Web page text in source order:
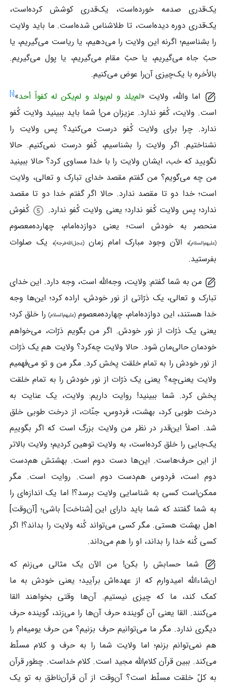
یک‌قدری صدمه خورده‌است، یک‌قدری کوشش کرده‌است،
یک‌قدری دوره دیده‌است، تا طلاشناس شده‌است. ما باید ولایت
را بشناسیم؛ اگرنه این ولایت را می‌دهیم، یا ریاست می‌گیریم، یا
حبّ جاه می‌گیریم، یا حبّ مقام می‌گیریم، یا پول می‌گیریم.
بالأخره با یک‌چیزی آن‌را عوض می‌کنیم.
اما والله، ولایت «لم‌یلد و لم‌یولد و لم‌یکن له کفواً أحد»
[۱]
است. ولایت، کُفو ندارد. عزیزان من! شما باید ببینید ولایت کُفو
ندارد. چرا برای ولایت کُفو درست می‌کنید؟ پس ولایت را
نشناختیم. اگر ولایت را بشناسیم، کُفو درست نمی‌کنیم. حالا
نگویید که خب، ایشان ولایت را با خدا مساوی کرد؟ حالا ببینید
من چه می‌گویم؟ من گفتم مقصد خدای تبارک و تعالی، ولایت
است؛ خدا دو تا مقصد ندارد. حالا اگر گفتم خدا دو تا مقصد
ندارد؛ پس ولایت کُفو ندارد؛ یعنی ولایت کُفو ندارد.
کُفوش
منحصر به خودش است؛ یعنی دوازده‌امام، چهارده‌معصوم
(علیهم‌السلام)، الآن وجود مبارک امام‌ زمان (عجل‌الله‌فرجه)، یک صلوات
بفرستید.
من به شما گفتم: ولایت، وجه‌الله است، وجه دارد. این خدای
تبارک و تعالی، یک ذرّاتی از نور خودش، اراده کرد؛ این‌ها وجه
خدا هستند، این دوازده‌امام، چهارده‌معصوم(علیهم‌السلام) را خلق کرد؛
یعنی یک ذرّات از نور خودش. اگر من بگویم ذرّات، می‌خواهم
خودمان حالی‌مان شود. حالا ولایت چه‌کرد؟ ولایت هم یک ذرّات
از نور خودش را به تمام خلقت پخش کرد. مگر من و تو می‌فهمیم
ولایت یعنی‌چه؟ یعنی یک ذرّات از نور خودش را به تمام خلقت
پخش کرد. شما ببینید! روایت داریم: ولایت، یک عنایت به
درخت طوبی کرد، بهشت، فردوس، جنّات، از درخت طوبی خلق
شد. اصلاً این‌قدر در نظر من ولایت بزرگ است که اگر بگوییم
یک‌جایی را خلق کرده‌است، به ولایت توهین کردیم؛ ولایت بالاتر
از این حرف‌هاست. این‌ها دست دوم است. بهشتش هم‌دست
دوم است، فردوس هم‌دست دوم است. روایت است. مگر
ممکن‌است کسی به شناسایی ولایت برسد؟! اما یک اندازه‌ای را
به شما گفتند که شما باید دارای این [شناخت] باشی؛ [آن‌وقت]
اهل بهشت هستی. مگر کسی می‌تواند کُنه ولایت را بداند؟! اگر
کسی کُنه خدا را بداند، او را هم می‌داند.
شما حسابش را بکن! من الآن یک مثالی می‌زنم که
ان‌شاءالله امیدوارم که از عهده‌اش برآیید؛ یعنی خودش به ما
کمک کند، ما که چیزی نیستیم. آن‌ها وقتی بخواهند القا
می‌کنند. القا یعنی آن گوینده حرف آن‌ها را می‌زند، گوینده حرف
دیگری ندارد. مگر ما می‌توانیم حرف بزنیم؟ من حرف یومیه‌ام را
هم نمی‌توانم بزنم؛ اما ولایت شما را به حرف و کلام مسلّط
می‌کند. ببین قرآن کلام‌الله مجید است. کلام خداست. چطور قرآن
به کلّ خلقت مسلّط است؟ آن‌وقت از آن قرآن‌ناطق به تو یک